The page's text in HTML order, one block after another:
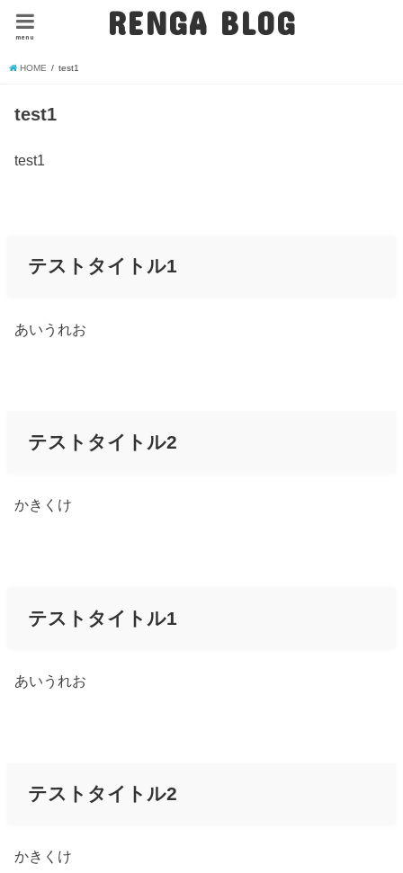
RENGA BLOG
menu
HOME test1
test1
test1
テストタイトル1
あいうれお
テストタイトル2
かきくけ
テストタイトル1
あいうれお
テストタイトル2
かきくけ